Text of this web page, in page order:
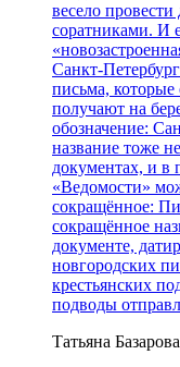
весело
соратниками. И
Санкт-
письма, которые
получают на
обозначение:
название тоже
документах, и в
«Ведомости»
сокращённое:
сокращённое
документе,
новгородских
крестьянских
подводы
Татьяна